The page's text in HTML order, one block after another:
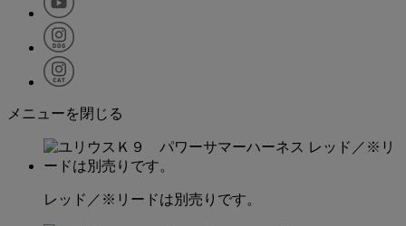
メニューを閉じる
レッド／※リードは別売りです。